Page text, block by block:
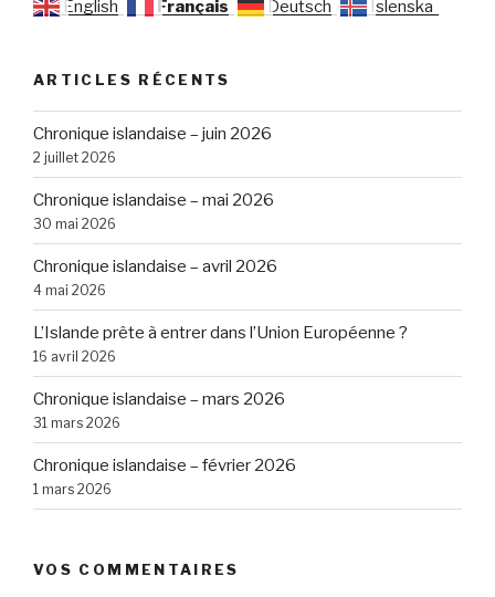
English Français Deutsch Íslenska
ARTICLES RÉCENTS
Chronique islandaise – juin 2026
2 juillet 2026
Chronique islandaise – mai 2026
30 mai 2026
Chronique islandaise – avril 2026
4 mai 2026
L’Islande prête à entrer dans l’Union Européenne ?
16 avril 2026
Chronique islandaise – mars 2026
31 mars 2026
Chronique islandaise – février 2026
1 mars 2026
VOS COMMENTAIRES